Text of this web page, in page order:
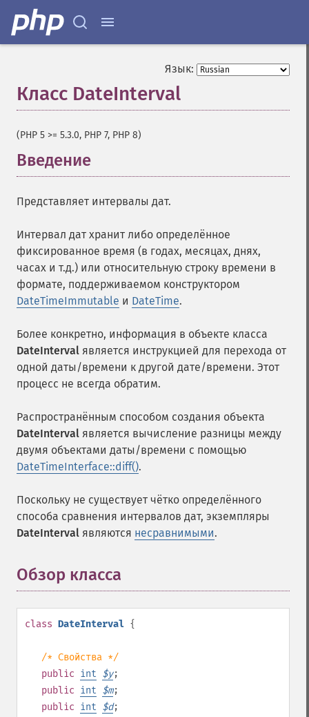
Язык:
Класс DateInterval
(PHP 5 >= 5.3.0, PHP 7, PHP 8)
Введение
Представляет интервалы дат.
Интервал дат хранит либо определённое
фиксированное время (в годах, месяцах, днях,
часах и т.д.) или относительную строку времени в
формате, поддерживаемом конструктором
DateTimeImmutable и DateTime.
Более конкретно, информация в объекте класса
DateInterval является инструкцией для перехода от
одной даты/времени к другой дате/времени. Этот
процесс не всегда обратим.
Распространённым способом создания объекта
DateInterval является вычисление разницы между
двумя объектами даты/времени с помощью
DateTimeInterface::diff().
Поскольку не существует чётко определённого
способа сравнения интервалов дат, экземпляры
DateInterval являются несравнимыми.
Обзор класса
class DateInterval {
/* Свойства */
public int $y;
public int $m;
public int $d;